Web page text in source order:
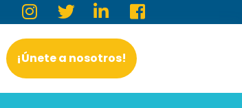
¡Únete a nosotros!